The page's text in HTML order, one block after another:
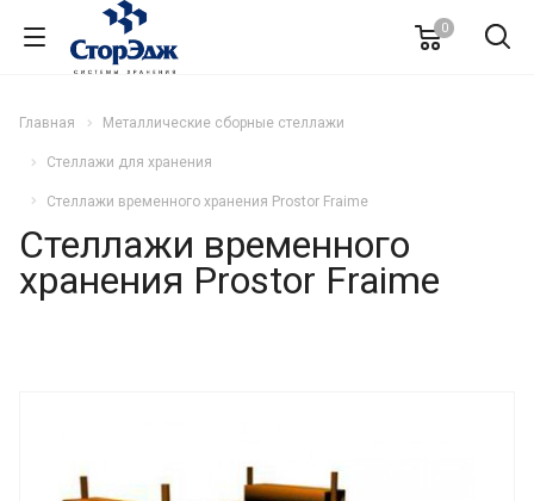
0
Главная Металлические сборные стеллажи
Стеллажи для хранения
Cтеллажи временного хранения Prostor Fraime
Cтеллажи временного
хранения Prostor Fraime